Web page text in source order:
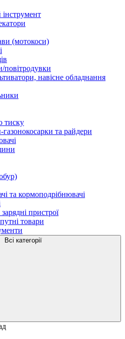
(мотокоси)
повітродувки
навісне обладнання
тиску
газонокосарки та райдери
та кормоподрібнювачі
пристрої
товари
Всі категорії